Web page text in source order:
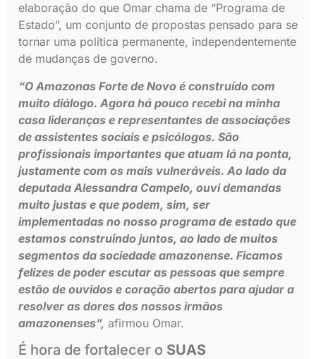
elaboração do que Omar chama de “Programa de
Estado”, um conjunto de propostas pensado para se
tornar uma política permanente, independentemente
de mudanças de governo.
“O Amazonas Forte de Novo é construído com
muito diálogo. Agora há pouco recebi na minha
casa lideranças e representantes de associações
de assistentes sociais e psicólogos. São
profissionais importantes que atuam lá na ponta,
justamente com os mais vulneráveis. Ao lado da
deputada Alessandra Campelo, ouvi demandas
muito justas e que podem, sim, ser
implementadas no nosso programa de estado que
estamos construindo juntos, ao lado de muitos
segmentos da sociedade amazonense. Ficamos
felizes de poder escutar as pessoas que sempre
estão de ouvidos e coração abertos para ajudar a
resolver as dores dos nossos irmãos
amazonenses”, afirmou Omar.
É hora de fortalecer o SUAS